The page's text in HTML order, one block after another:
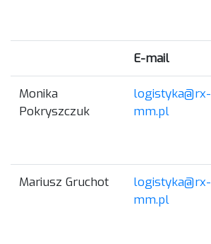
E-mail
Monika
Pokryszczuk
logistyka@rx-
mm.pl
Mariusz Gruchot
logistyka@rx-
mm.pl